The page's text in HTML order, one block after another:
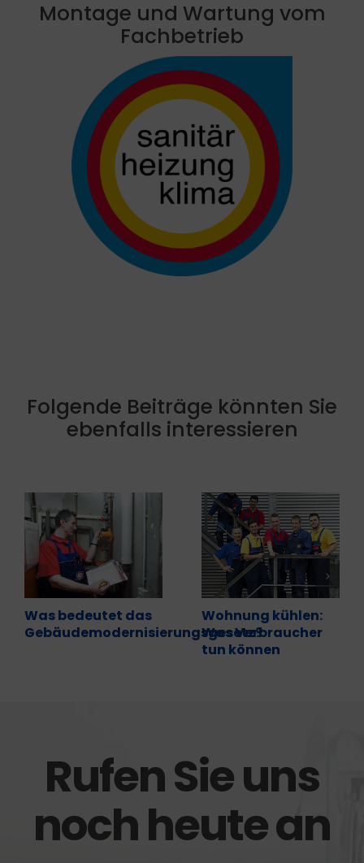
Montage und Wartung vom
Fachbetrieb
Folgende Beiträge könnten Sie
ebenfalls interessieren
Was bedeutet das
Gebäudemodernisierungsgesetz?
Wohnung kühlen:
Was Verbraucher
tun können
Rufen Sie uns
noch heute an